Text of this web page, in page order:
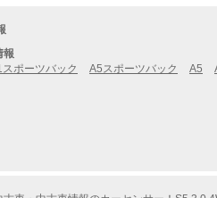
報
スポーツバック A5スポーツバック A5